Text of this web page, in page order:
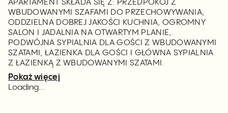
APARTAMENT SKŁADA SIĘ Z: PRZEDPOKÓJ Z
WBUDOWANYMI SZAFAMI DO PRZECHOWYWANIA,
ODDZIELNA DOBREJ JAKOŚCI KUCHNIA, OGROMNY
SALON I JADALNIA NA OTWARTYM PLANIE,
PODWÓJNA SYPIALNIA DLA GOŚCI Z WBUDOWANYMI
SZATAMI, ŁAZIENKA DLA GOŚCI I GŁÓWNA SYPIALNIA
Z ŁAZIENKĄ Z WBUDOWANYMI SZATAMI.
Pokaż więcej
Loading...